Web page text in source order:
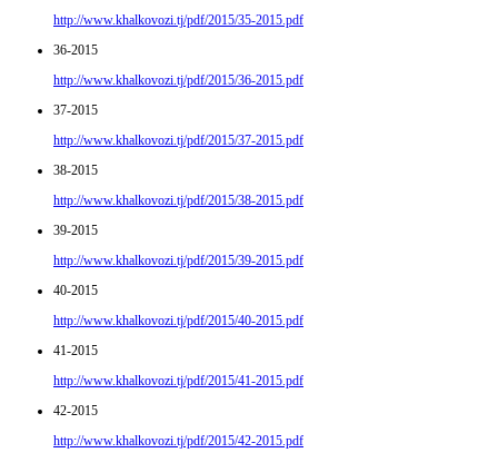
http://www.khalkovozi.tj/pdf/2015/35-2015.pdf
36-2015
http://www.khalkovozi.tj/pdf/2015/36-2015.pdf
37-2015
http://www.khalkovozi.tj/pdf/2015/37-2015.pdf
38-2015
http://www.khalkovozi.tj/pdf/2015/38-2015.pdf
39-2015
http://www.khalkovozi.tj/pdf/2015/39-2015.pdf
40-2015
http://www.khalkovozi.tj/pdf/2015/40-2015.pdf
41-2015
http://www.khalkovozi.tj/pdf/2015/41-2015.pdf
42-2015
http://www.khalkovozi.tj/pdf/2015/42-2015.pdf